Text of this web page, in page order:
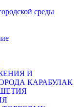
среды
И
КАРАБУЛАК